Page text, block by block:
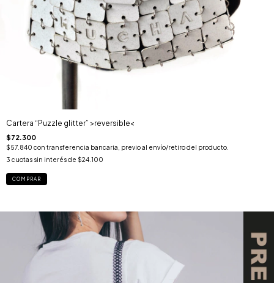
Cartera “Puzzle glitter” >reversible<
$72.300
$57.840 con transferencia bancaria, previo al envío/retiro del producto.
3 cuotas sin interés de $24.100